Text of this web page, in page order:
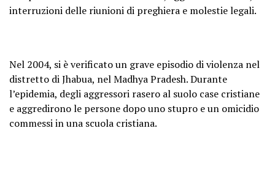
interruzioni delle riunioni di preghiera e molestie legali.
Nel 2004, si è verificato un grave episodio di violenza nel
distretto di Jhabua, nel Madhya Pradesh. Durante
l’epidemia, degli aggressori rasero al suolo case cristiane
e aggredirono le persone dopo uno stupro e un omicidio
commessi in una scuola cristiana.